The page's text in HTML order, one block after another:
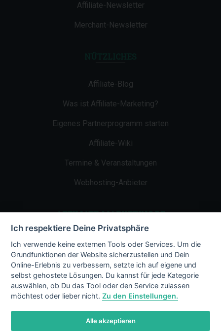
Affiliate-Newsletter
Merchant-Newsletter
Affiliate-Blog
Was ist Affiliate-Marketing?
Eigenes Partnerprogramm starten
Affiliate-Wiki
Termine & Veranstaltungen
Webhosting-Anbieter
AFFILIATE-MARKETING.DE
Impressum
Kontakt
Datenschutz
Ich respektiere Deine Privatsphäre
Ich verwende keine externen Tools oder Services. Um die
Grundfunktionen der Website sicherzustellen und Dein
Online-Erlebnis zu verbessern, setzte ich auf eigene und
selbst gehostete Lösungen. Du kannst für jede Kategorie
auswählen, ob Du das Tool oder den Service zulassen
möchtest oder lieber nicht.Zu den Einstellungen.
Alle akzeptieren